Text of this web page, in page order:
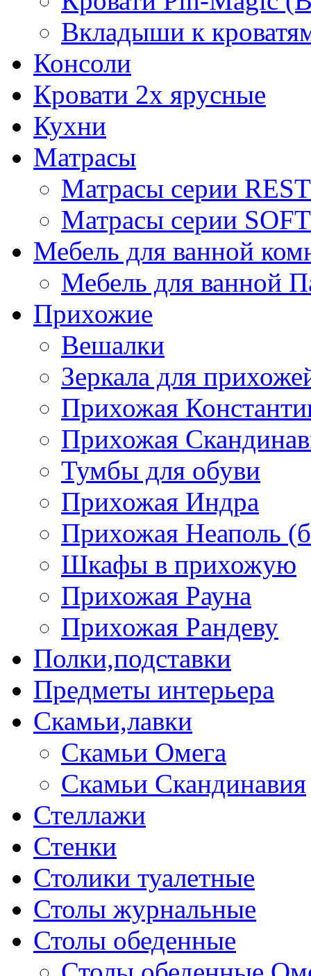
Вкладыши к
Консоли
Кровати 2х ярусные
Кухни
Матрасы
Матрасы серии REST
Матрасы серии SOFT
Мебель для ванной
Мебель для ванной
Прихожие
Вешалки
Зеркала для
Прихожая
Прихожая
Тумбы для обуви
Прихожая Индра
Прихожая Неаполь
Шкафы в прихожую
Прихожая Рауна
Прихожая Рандеву
Полки,подставки
Предметы интерьера
Скамьи,лавки
Скамьи Омега
Скамьи Скандинавия
Стеллажи
Стенки
Столики туалетные
Столы журнальные
Столы обеденные